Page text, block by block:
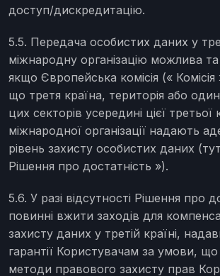
доступ/дискредитацію.
5.5. Передача особистих даних у
міжнародну організацію можлива
якщо Європейська комісія («
що третя країна, територія або один
цих секторів усередині цієї третьої
міжнародної організації надають
рівень захисту особистих даних (тут
Рішення про достатність »).
5.6. У разі відсутності Рішення про
повинні вжити заходів для
захисту даних у третій країні,
гарантії Користувачам за умови, що
методи правового захисту прав